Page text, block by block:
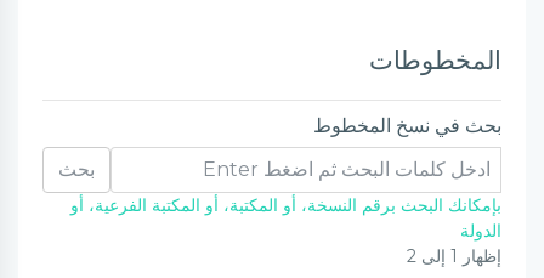
المخطوطات
بحث في نسخ المخطوط
بحث
بإمكانك البحث برقم النسخة، أو المكتبة، أو المكتبة الفرعية، أو
الدولة
إظهار 1 إلى 2